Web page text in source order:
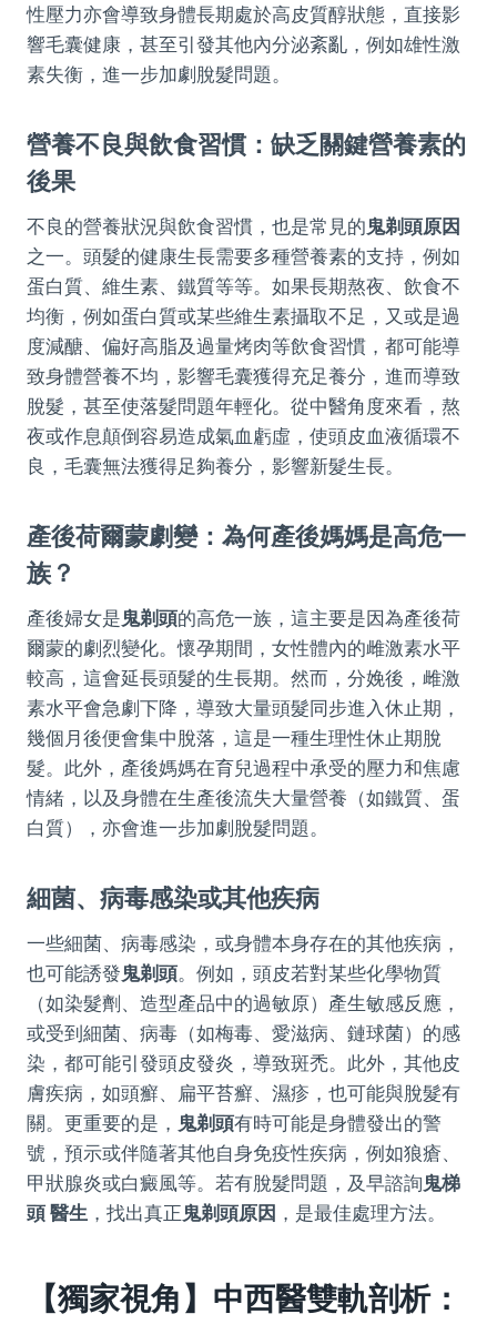
性壓力亦會導致身體長期處於高皮質醇狀態，直接影
響毛囊健康，甚至引發其他內分泌紊亂，例如雄性激
素失衡，進一步加劇脫髮問題。
營養不良與飲食習慣：缺乏關鍵營養素的
後果
不良的營養狀況與飲食習慣，也是常見的鬼剃頭原因
之一。頭髮的健康生長需要多種營養素的支持，例如
蛋白質、維生素、鐵質等等。如果長期熬夜、飲食不
均衡，例如蛋白質或某些維生素攝取不足，又或是過
度減醣、偏好高脂及過量烤肉等飲食習慣，都可能導
致身體營養不均，影響毛囊獲得充足養分，進而導致
脫髮，甚至使落髮問題年輕化。從中醫角度來看，熬
夜或作息顛倒容易造成氣血虧虛，使頭皮血液循環不
良，毛囊無法獲得足夠養分，影響新髮生長。
產後荷爾蒙劇變：為何產後媽媽是高危一
族？
產後婦女是鬼剃頭的高危一族，這主要是因為產後荷
爾蒙的劇烈變化。懷孕期間，女性體內的雌激素水平
較高，這會延長頭髮的生長期。然而，分娩後，雌激
素水平會急劇下降，導致大量頭髮同步進入休止期，
幾個月後便會集中脫落，這是一種生理性休止期脫
髮。此外，產後媽媽在育兒過程中承受的壓力和焦慮
情緒，以及身體在生產後流失大量營養（如鐵質、蛋
白質），亦會進一步加劇脫髮問題。
細菌、病毒感染或其他疾病
一些細菌、病毒感染，或身體本身存在的其他疾病，
也可能誘發鬼剃頭。例如，頭皮若對某些化學物質
（如染髮劑、造型產品中的過敏原）產生敏感反應，
或受到細菌、病毒（如梅毒、愛滋病、鏈球菌）的感
染，都可能引發頭皮發炎，導致斑禿。此外，其他皮
膚疾病，如頭癬、扁平苔癬、濕疹，也可能與脫髮有
關。更重要的是， 鬼剃頭有時可能是身體發出的警
號，預示或伴隨著其他自身免疫性疾病，例如狼瘡、
甲狀腺炎或白癜風等。若有脫髮問題，及早諮詢鬼梯
頭 醫生 ，找出真正鬼剃頭原因 ，是最佳處理方法。
【獨家視角】中西醫雙軌剖析：